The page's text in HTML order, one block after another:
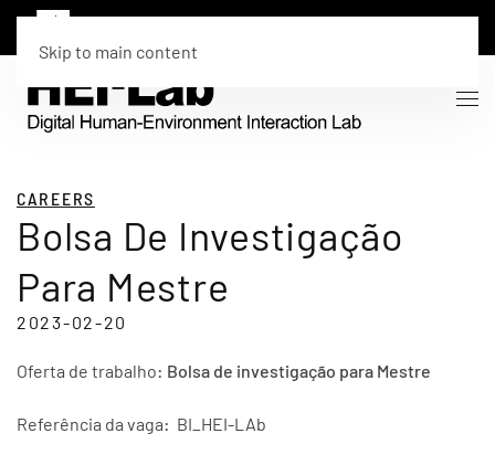
Skip to main content
CAREERS
Bolsa De Investigação
Para Mestre
2023-02-20
Oferta de trabalho: Bolsa de investigação para Mestre
Referência da vaga: BI_HEI-LAb